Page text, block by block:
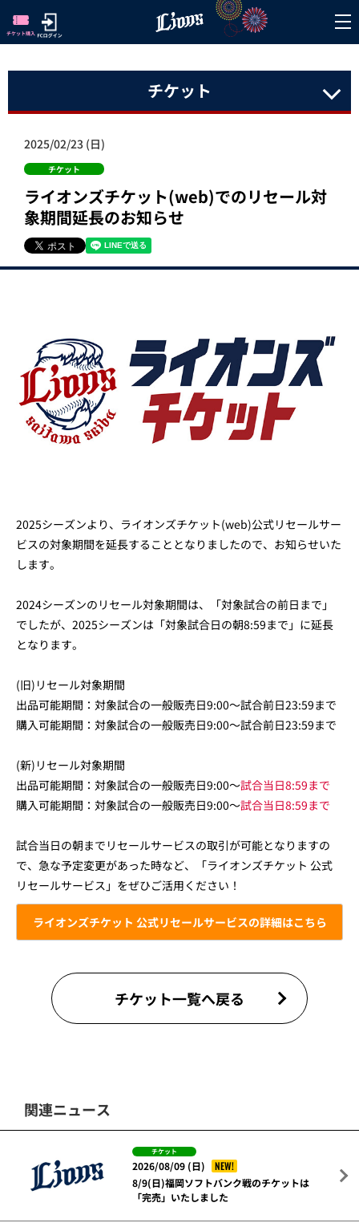
チケット
2025/02/23 (日)
チケット
ライオンズチケット(web)でのリセール対
象期間延長のお知らせ
2025シーズンより、ライオンズチケット(web)公式リセールサー
ビスの対象期間を延長することとなりましたので、お知らせいた
します。
2024シーズンのリセール対象期間は、「対象試合の前日まで」
でしたが、2025シーズンは「対象試合日の朝8:59まで」に延長
となります。
(旧)リセール対象期間
出品可能期間：対象試合の一般販売日9:00～試合前日23:59まで
購入可能期間：対象試合の一般販売日9:00～試合前日23:59まで
(新)リセール対象期間
出品可能期間：対象試合の一般販売日9:00～試合当日8:59まで
購入可能期間：対象試合の一般販売日9:00～試合当日8:59まで
試合当日の朝までリセールサービスの取引が可能となりますの
で、急な予定変更があった時など、「ライオンズチケット 公式
リセールサービス」をぜひご活用ください！
ライオンズチケット 公式リセールサービスの詳細はこちら
チケット一覧へ戻る
関連ニュース
チケット
2026/08/09 (日)
NEW!
8/9(日)福岡ソフトバンク戦のチケットは
「完売」いたしました